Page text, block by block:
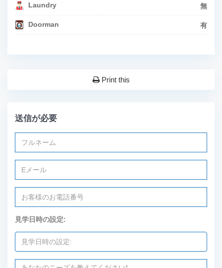
Laundry 無
Doorman 有
Print this
送信が必要
見学日時の設定: